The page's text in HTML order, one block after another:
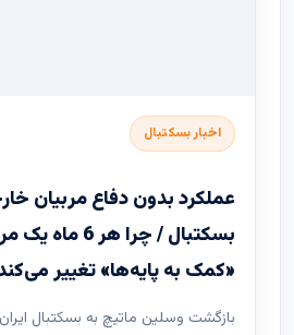
اخبار بسکتبال
عملکرد بدون دفاع مربیان
بسکتبال / چرا هر
«کمک به پایه‌ها» تغییر
بازگشت وسلین ماتیچ به بسکتبال